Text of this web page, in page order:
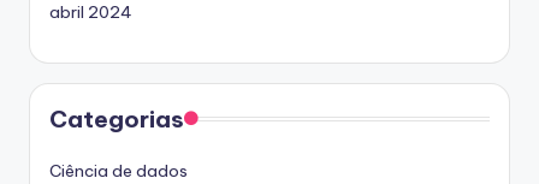
abril 2024
Categorias
Ciência de dados